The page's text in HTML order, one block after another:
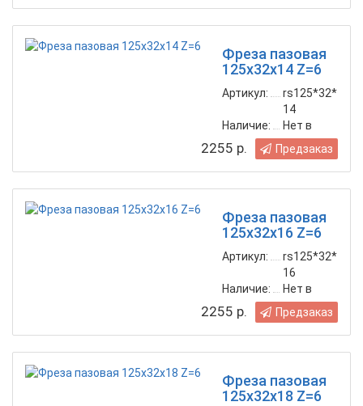
Фреза пазовая
125х32х14 Z=6
Артикул:
rs125*32*
14
Наличие:
Нет в
наличии
2255 р. Предзаказ
Фреза пазовая
125х32х16 Z=6
Артикул:
rs125*32*
16
Наличие:
Нет в
наличии
2255 р. Предзаказ
Фреза пазовая
125х32х18 Z=6